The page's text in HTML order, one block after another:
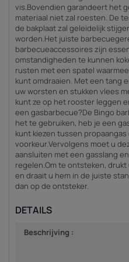
vis.Bovendien garandeert het
materiaal niet zal roesten. De
de bakplaat zal geleidelijk
worden.Het juiste
barbecueaccessoires zijn
omstandigheden te kunnen
rusten met een spatel
kunt omdraaien. Met een tang
uw worsten en stukken vlees
kunt ze op het rooster leggen
een gasbarbecue?De Bingo
het te gebruiken, heb je een
kunt kiezen tussen
voorkeur.Vervolgens moet u
aansluiten met een gasslang
regelen.Om te ontsteken,
en draait u hem in de juiste
dan op de ontsteker.
DETAILS
Beschrijving :